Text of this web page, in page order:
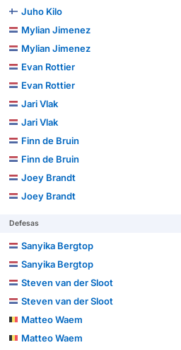
Juho Kilo
Mylian Jimenez
Mylian Jimenez
Evan Rottier
Evan Rottier
Jari Vlak
Jari Vlak
Finn de Bruin
Finn de Bruin
Joey Brandt
Joey Brandt
Defesas
Sanyika Bergtop
Sanyika Bergtop
Steven van der Sloot
Steven van der Sloot
Matteo Waem
Matteo Waem